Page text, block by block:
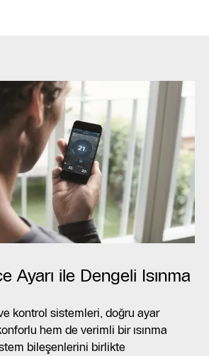
Ayarı ile Dengeli Isınma
kontrol sistemleri, doğru ayar
hem de verimli bir ısınma
bileşenlerini birlikte